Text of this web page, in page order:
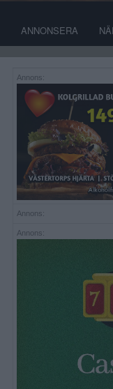
ANNONSERA
Annons:
Annons:
Annons: